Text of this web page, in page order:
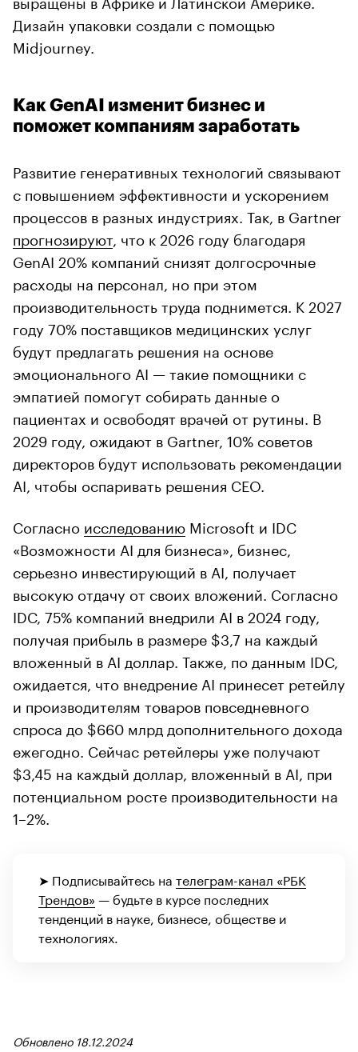
Дизайн упаковки создали с помощью
Midjourney.
Как GenAI изменит бизнес и
поможет компаниям заработать
Развитие генеративных технологий связывают
с повышением эффективности и ускорением
процессов в разных индустриях. Так, в Gartner
прогнозируют, что к 2026 году благодаря
GenAI 20% компаний снизят долгосрочные
расходы на персонал, но при этом
производительность труда поднимется. К 2027
году 70% поставщиков медицинских услуг
будут предлагать решения на основе
эмоционального AI — такие помощники с
эмпатией помогут собирать данные о
пациентах и освободят врачей от рутины. В
2029 году, ожидают в Gartner, 10% советов
директоров будут использовать рекомендации
AI, чтобы оспаривать решения CEO.
Согласно исследованию Microsoft и IDC
«Возможности AI для бизнеса», бизнес,
серьезно инвестирующий в AI, получает
высокую отдачу от своих вложений. Согласно
IDC, 75% компаний внедрили AI в 2024 году,
получая прибыль в размере $3,7 на каждый
вложенный в AI доллар. Также, по данным IDC,
ожидается, что внедрение AI принесет ретейлу
и производителям товаров повседневного
спроса до $660 млрд дополнительного дохода
ежегодно. Сейчас ретейлеры уже получают
$3,45 на каждый доллар, вложенный в AI, при
потенциальном росте производительности на
1–2%.
➤ Подписывайтесь на телеграм-канал «РБК
Трендов» — будьте в курсе последних
тенденций в науке, бизнесе, обществе и
технологиях.
Обновлено 18.12.2024